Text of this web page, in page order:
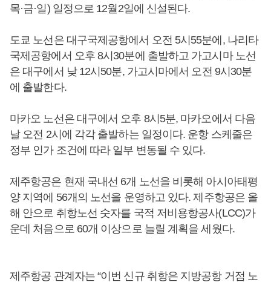
목·금·일) 일정으로 12월2일에 신설된다.
도쿄 노선은 대구국제공항에서 오전 5시55분에, 나리타
국제공항에서 오후 8시30분에 출발하고 가고시마 노선
은 대구에서 낮 12시50분, 가고시마에서 오전 9시30분
에 출발한다.
마카오 노선은 대구에서 오후 8시5분, 마카오에서 다음
날 오전 2시에 각각 출발하는 일정이다. 운항 스케줄은
정부 인가 조건에 따라 일부 변동될 수 있다.
제주항공은 현재 국내선 6개 노선을 비롯해 아시아태평
양 지역에 56개의 노선을 운영하고 있다. 제주항공은 올
해 안으로 취항노선 숫자를 국적 저비용항공사(LCC)가
운데 처음으로 60개 이상으로 늘릴 계획을 세웠다.
제주항공 관계자는 “이번 신규 취항은 지방공항 거점 노